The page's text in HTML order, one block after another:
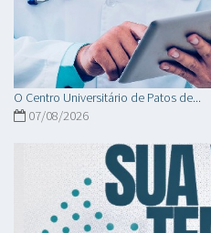
O Centro Universitário de Patos de...
07/08/2026